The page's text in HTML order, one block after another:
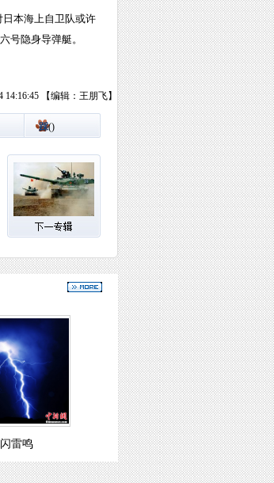
本海上自卫队或许
号隐身导弹艇。
【编辑：王朋飞】
踩()
雷鸣